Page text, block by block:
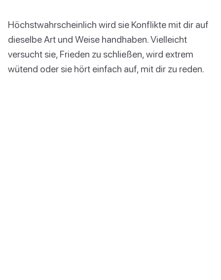
Höchstwahrscheinlich wird sie Konflikte mit dir auf
dieselbe Art und Weise handhaben. Vielleicht
versucht sie, Frieden zu schließen, wird extrem
wütend oder sie hört einfach auf, mit dir zu reden.